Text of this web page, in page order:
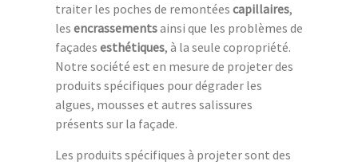
traiter les poches de remontées capillaires,
les encrassementsainsi que les problèmes de
façades esthétiques, à la seule copropriété.
Notre société est en mesure de projeter des
produits spécifiques pour dégrader les
algues, mousses et autres salissures
présents sur la façade.
Les produits spécifiques à projeter sont des